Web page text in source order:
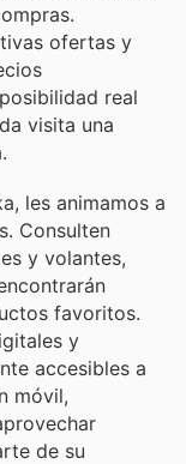
ofertas y
real
visita una
les animamos a
Consulten
y volantes,
favoritos.
y
accesibles a
móvil,
de su